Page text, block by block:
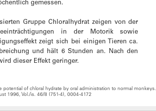
gemessen.
Gruppe Chloralhydrat zeigen von der
in der Motorik sowie
zeigt sich bei einigen Tieren ca.
und hält 6 Stunden an. Nach den
dieser Effekt geringer.
potential of chloral hydrate by oral administration to normal monkeys.
1996, Vol./is. 46/8 (751-4), 0004-4172